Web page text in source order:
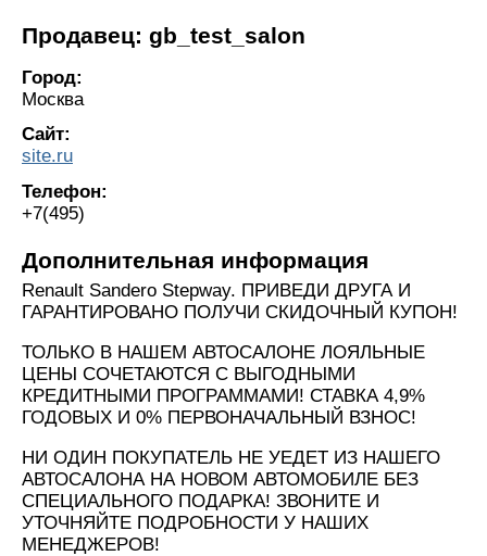
Продавец: gb_test_salon
Город:
Москва
Сайт:
site.ru
Телефон:
+7(495)
Дополнительная информация
Renault Sandero Stepway. ПРИВЕДИ ДРУГА И
ГАРАНТИРОВАНО ПОЛУЧИ СКИДОЧНЫЙ КУПОН!
ТОЛЬКО В НАШЕМ АВТОСАЛОНЕ ЛОЯЛЬНЫЕ
ЦЕНЫ СОЧЕТАЮТСЯ С ВЫГОДНЫМИ
КРЕДИТНЫМИ ПРОГРАММАМИ! СТАВКА 4,9%
ГОДОВЫХ И 0% ПЕРВОНАЧАЛЬНЫЙ ВЗНОС!
НИ ОДИН ПОКУПАТЕЛЬ НЕ УЕДЕТ ИЗ НАШЕГО
АВТОСАЛОНА НА НОВОМ АВТОМОБИЛЕ БЕЗ
СПЕЦИАЛЬНОГО ПОДАРКА! ЗВОНИТЕ И
УТОЧНЯЙТЕ ПОДРОБНОСТИ У НАШИХ
МЕНЕДЖЕРОВ!